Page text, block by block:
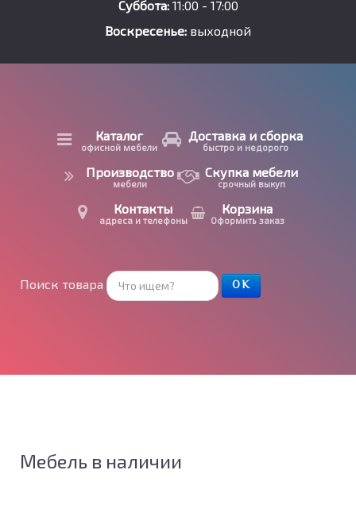
Суббота:11:00 - 17:00
Воскресенье: выходной
Каталог
офисной мебели
Доставка и сборка
быстро и недорого
Производство
мебели
Скупка мебели
срочный выкуп
Контакты
адреса и телефоны
Корзина
Оформить заказ
Поиск товара ОК
Мебель в наличии